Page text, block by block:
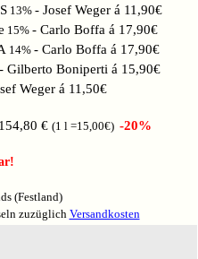
13% - Josef Weger á 11,90€
15% - Carlo Boffa á 17,90€
14% - Carlo Boffa á 17,90€
- Gilberto Boniperti á 15,90€
Weger á 11,50€
€ (1 l =15,00€) -20%
(Festland)
zuzüglich Versandkosten